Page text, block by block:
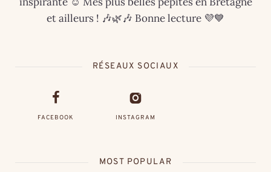
et ailleurs ! 🎶🌿🎶 Bonne lecture 💜💙
RÉSEAUX SOCIAUX
FACEBOOK INSTAGRAM
MOST POPULAR